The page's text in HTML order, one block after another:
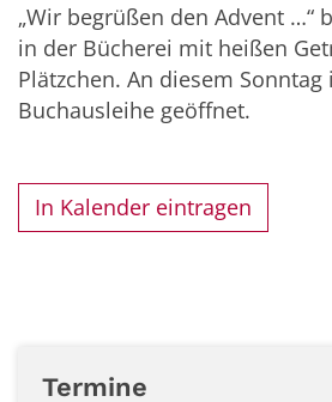
„Wir begrüßen den Advent …“
in der Bücherei mit heißen
Plätzchen. An diesem Sonntag
Buchausleihe geöffnet.
In Kalender eintragen
Termine